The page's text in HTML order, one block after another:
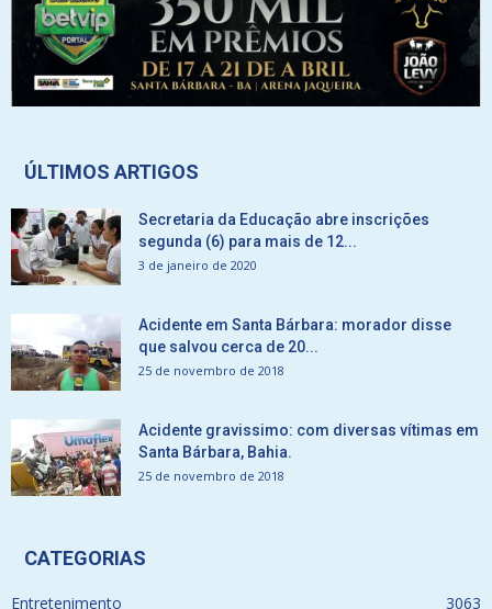
ÚLTIMOS ARTIGOS
Secretaria da Educação abre inscrições
segunda (6) para mais de 12...
3 de janeiro de 2020
Acidente em Santa Bárbara: morador disse
que salvou cerca de 20...
25 de novembro de 2018
Acidente gravissimo: com diversas vítimas em
Santa Bárbara, Bahia.
25 de novembro de 2018
CATEGORIAS
Entretenimento 3063